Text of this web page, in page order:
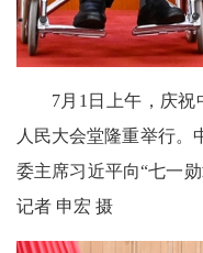
7月1日上午，庆
人民大会堂隆重举行。
委主席习近平向“七一
记者 申宏 摄